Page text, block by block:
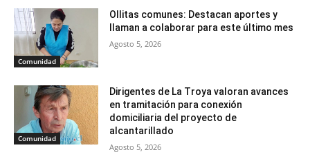
Comunidad
Ollitas comunes: Destacan aportes y
llaman a colaborar para este último mes
Agosto 5, 2026
Comunidad
Dirigentes de La Troya valoran avances
en tramitación para conexión
domiciliaria del proyecto de
alcantarillado
Agosto 5, 2026